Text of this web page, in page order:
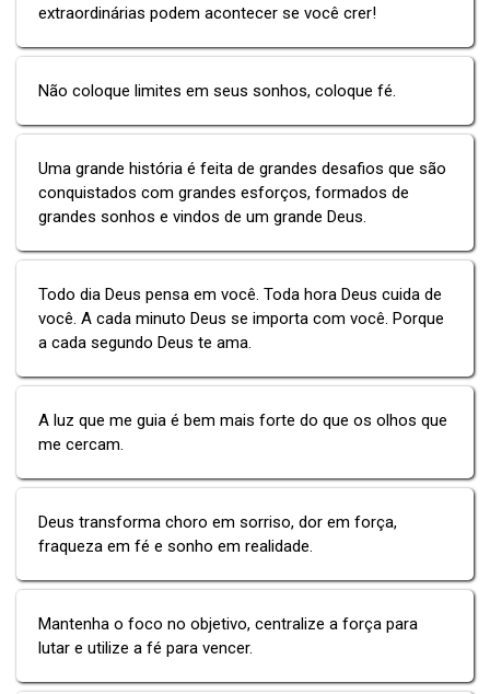
extraordinárias podem acontecer se você crer!
Não coloque limites em seus sonhos, coloque fé.
Uma grande história é feita de grandes desafios que são
conquistados com grandes esforços, formados de
grandes sonhos e vindos de um grande Deus.
Todo dia Deus pensa em você. Toda hora Deus cuida de
você. A cada minuto Deus se importa com você. Porque
a cada segundo Deus te ama.
A luz que me guia é bem mais forte do que os olhos que
me cercam.
Deus transforma choro em sorriso, dor em força,
fraqueza em fé e sonho em realidade.
Mantenha o foco no objetivo, centralize a força para
lutar e utilize a fé para vencer.